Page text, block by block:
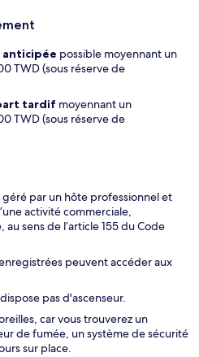
anticipée possible moyennant un
TWD (sous réserve de
tardif moyennant un
TWD (sous réserve de
par un hôte professionnel et
activité commerciale,
sens de l’article 155 du Code
peuvent accéder aux
pas d'ascenseur.
car vous trouverez un
de fumée, un système de sécurité
sur place.